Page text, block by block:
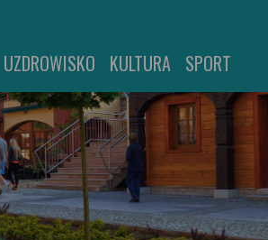
UZDROWISKO KULTURA SPORT